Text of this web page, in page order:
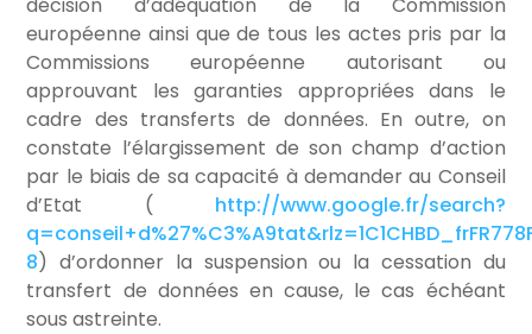
européenne ainsi que de tous les actes pris par la
Commissions européenne autorisant ou
approuvant les garanties appropriées dans le
cadre des transferts de données. En outre, on
constate l’élargissement de son champ d’action
par le biais de sa capacité à demander au Conseil
d’Etat ( http://www.google.fr/search?
8) d’ordonner la suspension ou la cessation du
transfert de données en cause, le cas échéant
sous astreinte.